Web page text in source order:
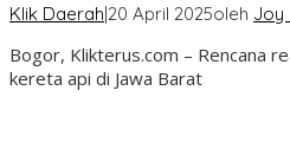
Klik Daerah|20 April 2025oleh Joy
Bogor, Klikterus.com – Rencana
kereta api di Jawa Barat